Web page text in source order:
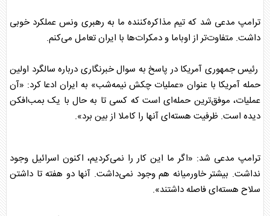
ترامپ مدعی شد که تیم مذاکره‌کننده ما به رهبری ونس عملکرد خوبی
داشت. متفاوت‌تر از اوباما و دمکرات‌ها با ایران تعامل می‌کنم.
رئیس جمهوری آمریکا در پاسخ به سوال خبرنگاری درباره سالگرد اولین
حمله آمریکا با عنوان «عملیات چکش نیمه‌شب» به ایران ادعا کرد: «آن
عملیات، موفق‌ترین حمله‌ای است که کسی تا به حال با یک بمب‌افکن
دیده است. ظرفیت هسته‌ای آنها را کاملا از بین برد».
ترامپ مدعی شد: «اگر ما این کار را نمی‌کردیم، اکنون اسرائیل وجود
نداشت. بیشتر خاورمیانه هم وجود نمی‌داشت. آنها دو هفته تا داشتن
سلاح هسته‌ای فاصله داشتند».